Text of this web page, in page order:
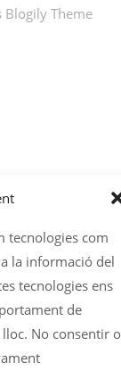
tecnologies com
la informació del
tecnologies ens
de
No consentir o
Blogily Theme